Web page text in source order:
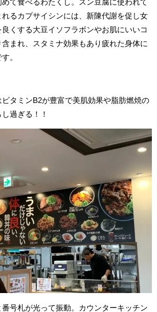
て食べるわたくし。スン豆腐に使われて
るカプサイシンには、新陳代謝を促し女
くする大豆イソフラボンやお肌にいいコ
まれ、スタミナ効果もあり疲れた身体に
。
タミンB2が豊富で美肌効果や脂肪燃焼の
過ぎる！！
号札が光って振動。カウンターキッチン